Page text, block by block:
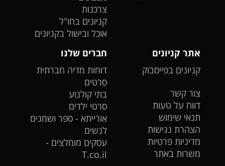
צרכנות
קניונים בחו"ל
אוכל ובישול בקניונים
אתר קניונים
קניונים בפייסבוק
צור קשר
דווח על טעות
תנאי שימוש
הצהרת נגישות
מדיניות פרטיות
משרות באתר
חברים שלנו
דוחות מדיה חברתית
סרטים
בתי קולנוע
סרטי ילדים
אורייתא - ספר ושמנים
לנשים
עסקים מומלצים -
T.co.il